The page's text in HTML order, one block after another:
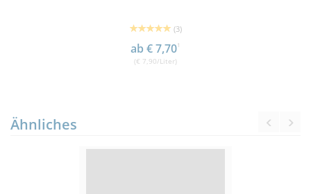
(3)
ab € 7,701
(€ 7,90/Liter)
Ähnliches